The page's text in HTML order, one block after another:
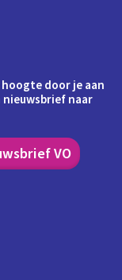
door je aan
naar
VO